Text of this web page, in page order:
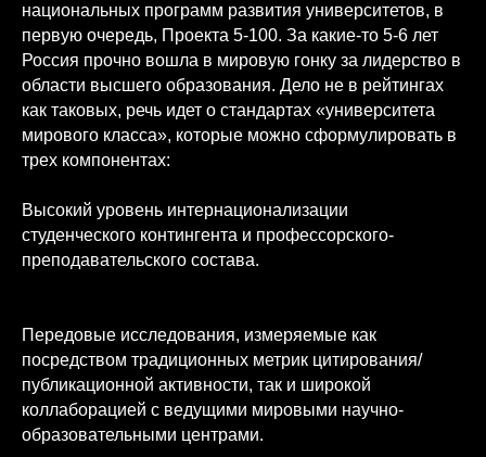
национальных программ развития университетов, в
первую очередь, Проекта 5-100. За какие-то 5-6 лет
Россия прочно вошла в мировую гонку за лидерство в
области высшего образования. Дело не в рейтингах
как таковых, речь идет о стандартах «университета
мирового класса», которые можно сформулировать в
трех компонентах:
Высокий уровень интернационализации
студенческого контингента и профессорского-
преподавательского состава.
Передовые исследования, измеряемые как
посредством традиционных метрик цитирования/
публикационной активности, так и широкой
коллаборацией с ведущими мировыми научно-
образовательными центрами.